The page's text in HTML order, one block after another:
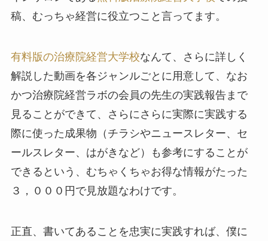
稿、むっちゃ経営に役立つこと言ってます。
有料版の治療院経営大学校なんて、さらに詳しく
解説した動画を各ジャンルごとに用意して、なお
かつ治療院経営ラボの会員の先生の実践報告まで
見ることができて、さらにさらに実際に実践する
際に使った成果物（チラシやニュースレター、セ
ールスレター、はがきなど）も参考にすることが
できるという、むちゃくちゃお得な情報がたった
３，０００円で見放題なわけです。
正直、書いてあることを忠実に実践すれば、僕に